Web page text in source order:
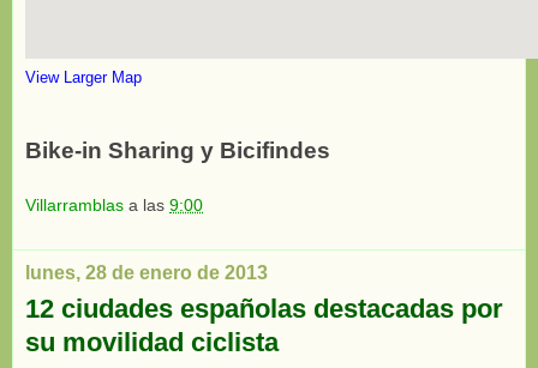
View Larger Map
Bike-in Sharing y Bicifindes
Villarramblas a las 9:00
lunes, 28 de enero de 2013
12 ciudades españolas destacadas por
su movilidad ciclista